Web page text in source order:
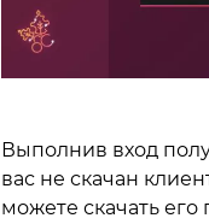
Выполнив вход
вас не скачан
можете скачать